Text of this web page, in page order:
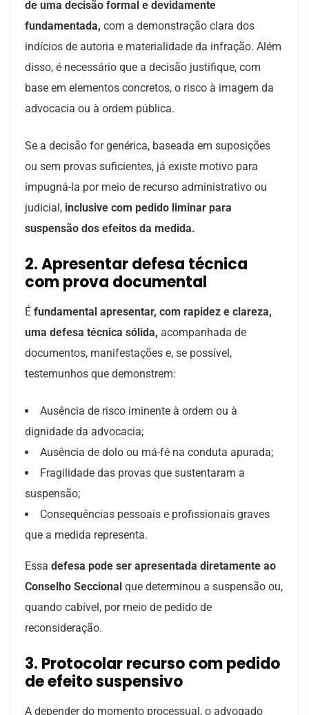
de uma decisão formal e devidamente
fundamentada, com a demonstração clara dos
indícios de autoria e materialidade da infração. Além
disso, é necessário que a decisão justifique, com
base em elementos concretos, o risco à imagem da
advocacia ou à ordem pública.
Se a decisão for genérica, baseada em suposições
ou sem provas suficientes, já existe motivo para
impugná-la por meio de recurso administrativo ou
judicial, inclusive com pedido liminar para
suspensão dos efeitos da medida.
2. Apresentar defesa técnica
com prova documental
É fundamental apresentar, com rapidez e clareza,
uma defesa técnica sólida, acompanhada de
documentos, manifestações e, se possível,
testemunhos que demonstrem:
Ausência de risco iminente à ordem ou à
dignidade da advocacia;
Ausência de dolo ou má-fé na conduta apurada;
Fragilidade das provas que sustentaram a
suspensão;
Consequências pessoais e profissionais graves
que a medida representa.
Essa defesa pode ser apresentada diretamente ao
Conselho Seccional que determinou a suspensão ou,
quando cabível, por meio de pedido de
reconsideração.
3. Protocolar recurso com pedido
de efeito suspensivo
A depender do momento processual, o advogado